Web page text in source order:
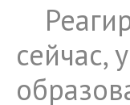
сейчас,